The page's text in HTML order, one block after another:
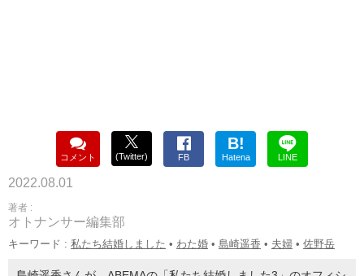
コメント (Twitter) FB
B!
Hatena LINE
2022.08.01
著者 :
オトナンサー編集部
キーワード : 私たち結婚しました • わた婚 • 島崎遥香 • 夫婦 • 佐野岳